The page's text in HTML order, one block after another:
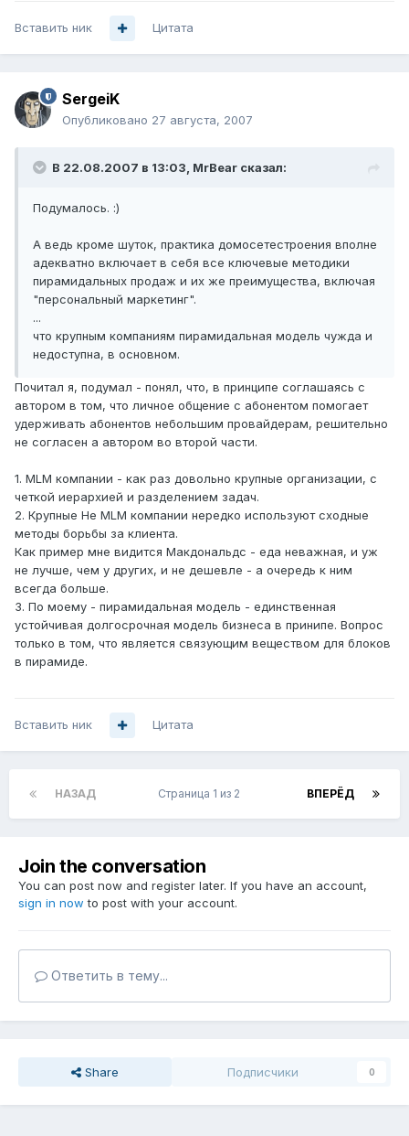
Вставить ник Цитата
SergeiK
Опубликовано 27 августа, 2007
В 22.08.2007 в 13:03, MrBear сказал:
Подумалось. :)
А ведь кроме шуток, практика домосетестроения вполне
адекватно включает в себя все ключевые методики
пирамидальных продаж и их же преимущества, включая
"персональный маркетинг".
...
что крупным компаниям пирамидальная модель чужда и
недоступна, в основном.
Почитал я, подумал - понял, что, в принципе соглашаясь с
автором в том, что личное общение с абонентом помогает
удерживать абонентов небольшим провайдерам, решительно
не согласен а автором во второй части.
1. MLM компании - как раз довольно крупные организации, с
четкой иерархией и разделением задач.
2. Крупные Не MLM компании нередко используют сходные
методы борьбы за клиента.
Как пример мне видится Макдональдс - еда неважная, и уж
не лучше, чем у других, и не дешевле - а очередь к ним
всегда больше.
3. По моему - пирамидальная модель - единственная
устойчивая долгосрочная модель бизнеса в принипе. Вопрос
только в том, что является связующим веществом для блоков
в пирамиде.
Вставить ник Цитата
НАЗАД ВПЕРЁД
Страница 1 из 2
Join the conversation
You can post now and register later. If you have an account,
sign in now to post with your account.
Ответить в тему...
Share Подписчики 0